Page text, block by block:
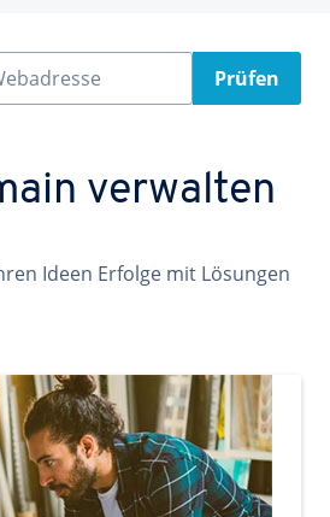
Prüfen
verwalten
Ideen Erfolge mit Lösungen